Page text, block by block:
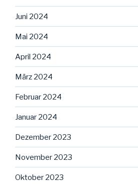
Juni 2024
Mai 2024
April 2024
März 2024
Februar 2024
Januar 2024
Dezember 2023
November 2023
Oktober 2023